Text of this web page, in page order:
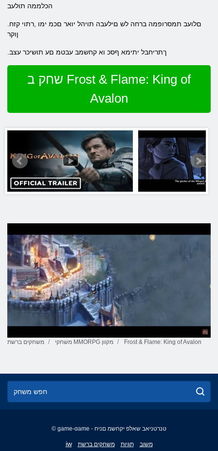
הכלממה תולעב
ןוקר
.ךתריחבל יתימא ףסכ וא קחשמב עבטמ םע תושיכר עצב
שחק ב Frost & Flame: King of
Avalon
משחקים ברשת משחקי MMORPG מקוון Frost & Flame: King of Avalon
© game-game - טנרטניאב שאלפ יקחשמ םניח
iw משחקים ברשת תגיות משוב